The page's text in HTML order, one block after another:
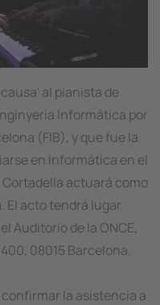
al pianista de
Informática por
(FIB), y que fue la
en Informática en el
Cortadella actuará como
El acto tendrá lugar
Auditorio de la ONCE,
08015 Barcelona.
la asistencia a